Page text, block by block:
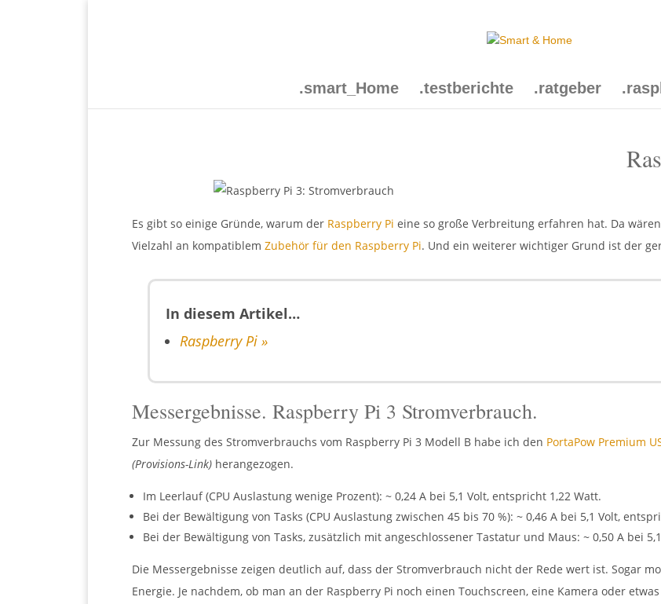
.smart_Home .testberichte .ratgeber
Es gibt so einige Gründe, warum der Raspberry Pi eine so große Verbreitung erfahren hat. Da
Vielzahl an kompatiblem Zubehör für den Raspberry Pi. Und ein weiterer wichtiger Grund ist der
In diesem Artikel…
Raspberry Pi »
Messergebnisse. Raspberry Pi 3 Stromverbrauch.
Zur Messung des Stromverbrauchs vom Raspberry Pi 3 Modell B habe ich den PortaPow Premium
(Provisions-Link) herangezogen.
Im Leerlauf (CPU Auslastung wenige Prozent): ~ 0,24 A bei 5,1 Volt, entspricht 1,22 Watt.
Bei der Bewältigung von Tasks (CPU Auslastung zwischen 45 bis 70 %): ~ 0,46 A bei 5,1 Volt,
Bei der Bewältigung von Tasks, zusätzlich mit angeschlossener Tastatur und Maus: ~ 0,50 A bei
Die Messergebnisse zeigen deutlich auf, dass der Stromverbrauch nicht der Rede wert ist. Sogar
Energie. Je nachdem, ob man an der Raspberry Pi noch einen Touchscreen, eine Kamera oder